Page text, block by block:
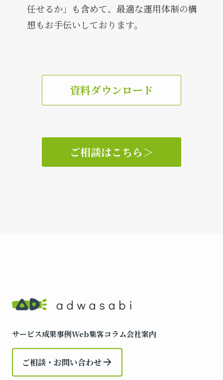
任せるか」も含めて、最適な運用体制の構
想もお手伝いしております。
資料ダウンロード
ご相談はこちら＞
サービス成果事例Web集客コラム会社案内
ご相談・お問い合わせ